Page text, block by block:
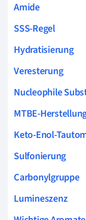
Amide
SSS-Regel
Hydratisierung
Veresterung
Nucleophile
MTBE-
Keto-Enol-
Sulfonierung
Carbonylgruppe
Lumineszenz